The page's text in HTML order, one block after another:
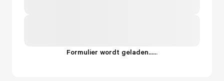
Formulier wordt geladen......